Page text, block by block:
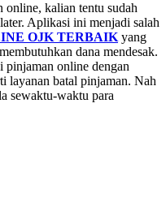
online, kalian tentu sudah
Aplikasi ini menjadi salah
OJK TERBAIK yang
dana mendesak.
pinjaman online dengan
layanan batal pinjaman. Nah
sewaktu-waktu para